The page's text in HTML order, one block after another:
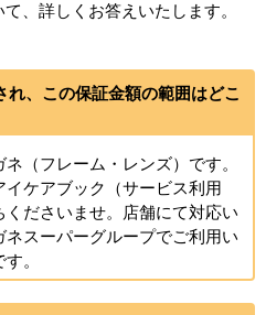
、詳しくお答えいたします。
れ、この保証金額の範囲はどこ
（フレーム・レンズ）です。
イケアブック（サービス利用
ださいませ。店舗にて対応い
ネスーパーグループでご利用い
。